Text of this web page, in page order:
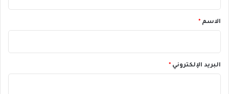
*الاسم *
البريد الإلكتروني *